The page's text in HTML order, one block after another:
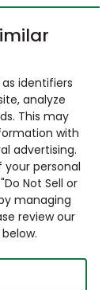
identifiers
analyze
This may
with
advertising.
personal
Not Sell or
managing
review our